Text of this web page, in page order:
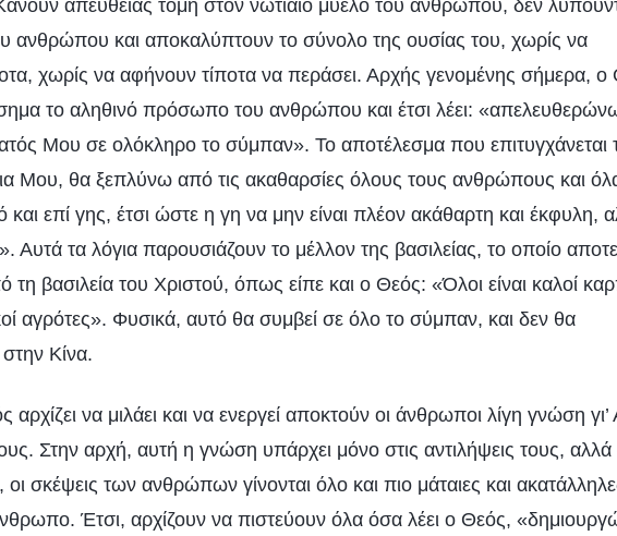
απευθείας τομή στον νωτιαίο μυελό του ανθρώπου, δεν
ανθρώπου και αποκαλύπτουν το σύνολο της ουσίας του, χωρίς να
χωρίς να αφήνουν τίποτα να περάσει. Αρχής γενομένης σήμερα, ο
το αληθινό πρόσωπο του ανθρώπου και έτσι λέει:
Μου σε ολόκληρο το σύμπαν». Το αποτέλεσμα που επιτυγχάνεται
Μου, θα ξεπλύνω από τις ακαθαρσίες όλους τους ανθρώπους και
και επί γης, έτσι ώστε η γη να μην είναι πλέον ακάθαρτη και έκφυλη,
Αυτά τα λόγια παρουσιάζουν το μέλλον της βασιλείας, το οποίο
τη βασιλεία του Χριστού, όπως είπε και ο Θεός: «Όλοι είναι καλοί
αγρότες». Φυσικά, αυτό θα συμβεί σε όλο το σύμπαν, και δεν θα
στην Κίνα.
να μιλάει και να ενεργεί αποκτούν οι άνθρωποι λίγη γνώση γι’
Στην αρχή, αυτή η γνώση υπάρχει μόνο στις αντιλήψεις τους,
οι σκέψεις των ανθρώπων γίνονται όλο και πιο μάταιες και
Έτσι, αρχίζουν να πιστεύουν όλα όσα λέει ο Θεός,